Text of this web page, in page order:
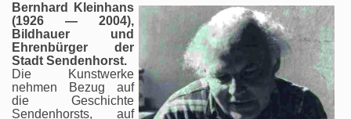
Bernhard Kleinhans
(1926 — 2004),
Bildhauer und
Ehrenbürger der
Stadt Sendenhorst.
Die Kunstwerke
nehmen Bezug auf
die Geschichte
Sendenhorsts, auf